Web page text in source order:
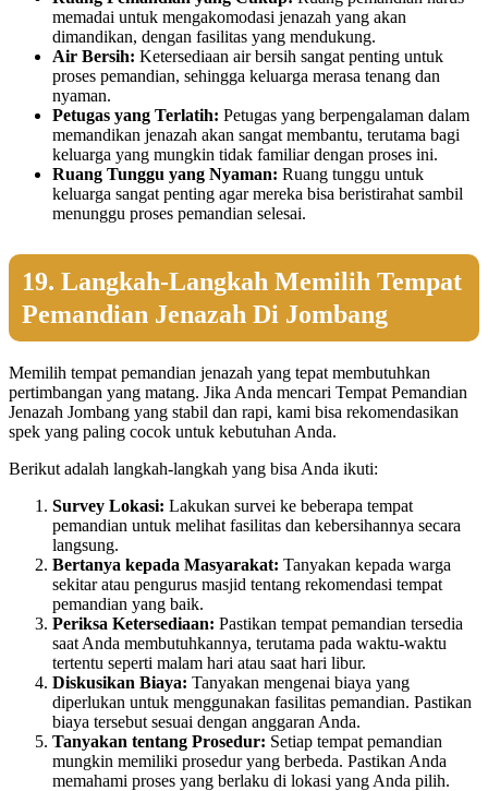
memadai untuk mengakomodasi jenazah yang akan
dimandikan, dengan fasilitas yang mendukung.
Air Bersih: Ketersediaan air bersih sangat penting untuk
proses pemandian, sehingga keluarga merasa tenang dan
nyaman.
Petugas yang Terlatih: Petugas yang berpengalaman dalam
memandikan jenazah akan sangat membantu, terutama bagi
keluarga yang mungkin tidak familiar dengan proses ini.
Ruang Tunggu yang Nyaman: Ruang tunggu untuk
keluarga sangat penting agar mereka bisa beristirahat sambil
menunggu proses pemandian selesai.
19. Langkah-Langkah Memilih Tempat
Pemandian Jenazah Di Jombang
Memilih tempat pemandian jenazah yang tepat membutuhkan
pertimbangan yang matang. Jika Anda mencari Tempat Pemandian
Jenazah Jombang yang stabil dan rapi, kami bisa rekomendasikan
spek yang paling cocok untuk kebutuhan Anda.
Berikut adalah langkah-langkah yang bisa Anda ikuti:
Survey Lokasi: Lakukan survei ke beberapa tempat
pemandian untuk melihat fasilitas dan kebersihannya secara
langsung.
Bertanya kepada Masyarakat: Tanyakan kepada warga
sekitar atau pengurus masjid tentang rekomendasi tempat
pemandian yang baik.
Periksa Ketersediaan: Pastikan tempat pemandian tersedia
saat Anda membutuhkannya, terutama pada waktu-waktu
tertentu seperti malam hari atau saat hari libur.
Diskusikan Biaya: Tanyakan mengenai biaya yang
diperlukan untuk menggunakan fasilitas pemandian. Pastikan
biaya tersebut sesuai dengan anggaran Anda.
Tanyakan tentang Prosedur: Setiap tempat pemandian
mungkin memiliki prosedur yang berbeda. Pastikan Anda
memahami proses yang berlaku di lokasi yang Anda pilih.